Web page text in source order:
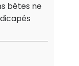
bêtes ne